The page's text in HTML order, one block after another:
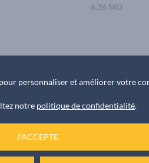
6,26 MO
personnaliser et améliorer votre
notre politique de confidentialité.
J'ACCEPTE